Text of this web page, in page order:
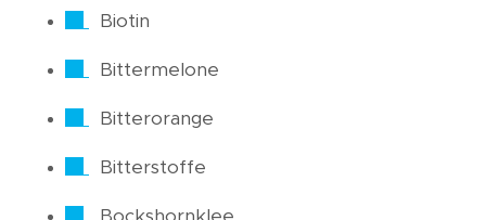
Biotin
Bittermelone
Bitterorange
Bitterstoffe